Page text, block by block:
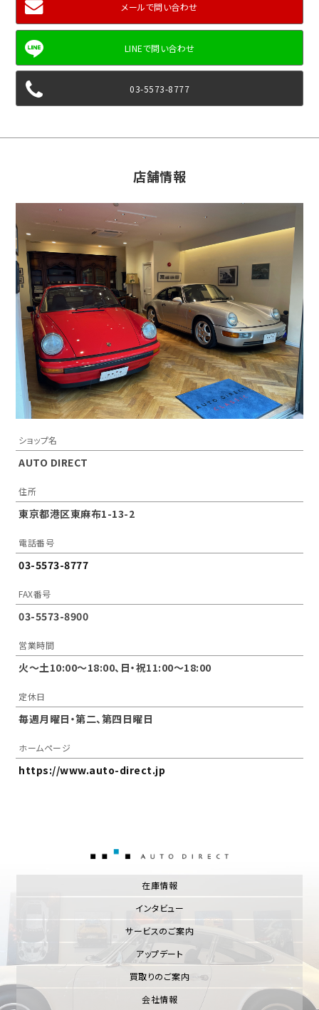
メールで問い合わせ
03-5573-8777
店舗情報
ショップ名
AUTO DIRECT
住所
東京都港区東麻布1-13-2
電話番号
03-5573-8777
FAX番号
03-5573-8900
営業時間
火～土10:00〜18:00、日・祝11:00～18:00
定休日
毎週月曜日・第二、第四日曜日
ホームページ
https://www.auto-direct.jp
在庫情報
インタビュー
サービスのご案内
アップデート
買取りのご案内
会社情報